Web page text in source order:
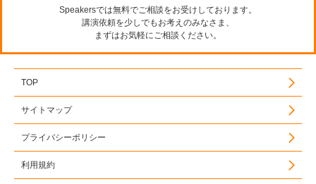
Speakersでは無料でご相談をお受けしております。
講演依頼を少しでもお考えのみなさま、
まずはお気軽にご相談ください。
TOP
サイトマップ
プライバシーポリシー
利用規約